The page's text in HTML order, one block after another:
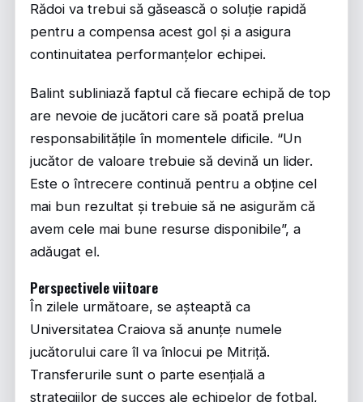
Rădoi va trebui să găsească o soluție rapidă
pentru a compensa acest gol și a asigura
continuitatea performanțelor echipei.
Balint subliniază faptul că fiecare echipă de top
are nevoie de jucători care să poată prelua
responsabilitățile în momentele dificile. “Un
jucător de valoare trebuie să devină un lider.
Este o întrecere continuă pentru a obține cel
mai bun rezultat și trebuie să ne asigurăm că
avem cele mai bune resurse disponibile”, a
adăugat el.
Perspectivele viitoare
În zilele următoare, se așteaptă ca
Universitatea Craiova să anunțe numele
jucătorului care îl va înlocui pe Mitriță.
Transferurile sunt o parte esențială a
strategiilor de succes ale echipelor de fotbal,